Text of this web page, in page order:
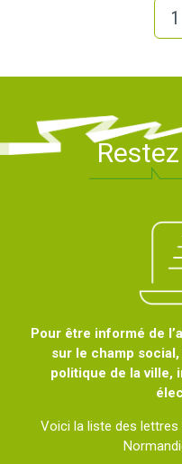
1
Pour être informé de
sur le champ
politique de la ville,
Voici la liste des lettres